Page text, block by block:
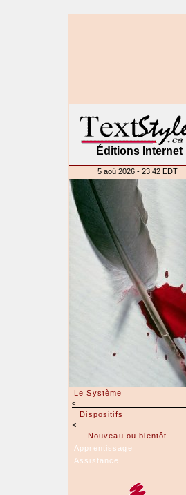
Éditions Internet
5 aoû 2026 - 23:42 EDT
Le Système
<
Dispositifs
<
Nouveau ou bientôt
Apprentissage
Assistance